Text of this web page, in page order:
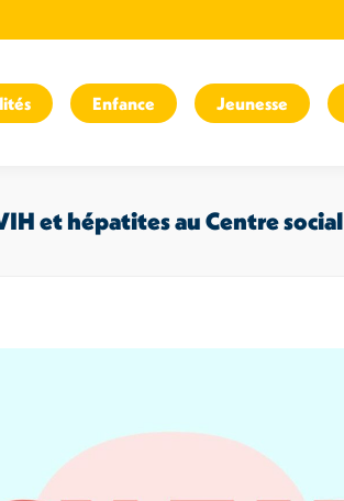
Enfance Jeunesse
et hépatites au Centre social